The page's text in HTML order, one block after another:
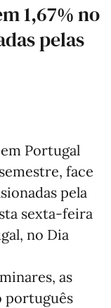
1,67% no
pelas
Portugal
face
pela
sexta-feira
no Dia
as
português